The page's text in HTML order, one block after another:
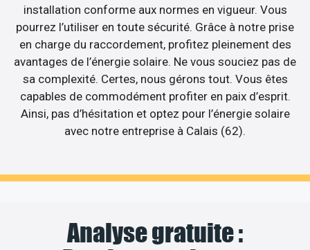
installation conforme aux normes en vigueur. Vous
pourrez l’utiliser en toute sécurité. Grâce à notre prise
en charge du raccordement, profitez pleinement des
avantages de l’énergie solaire. Ne vous souciez pas de
sa complexité. Certes, nous gérons tout. Vous êtes
capables de commodément profiter en paix d’esprit.
Ainsi, pas d’hésitation et optez pour l’énergie solaire
avec notre entreprise à Calais (62).
Analyse gratuite :